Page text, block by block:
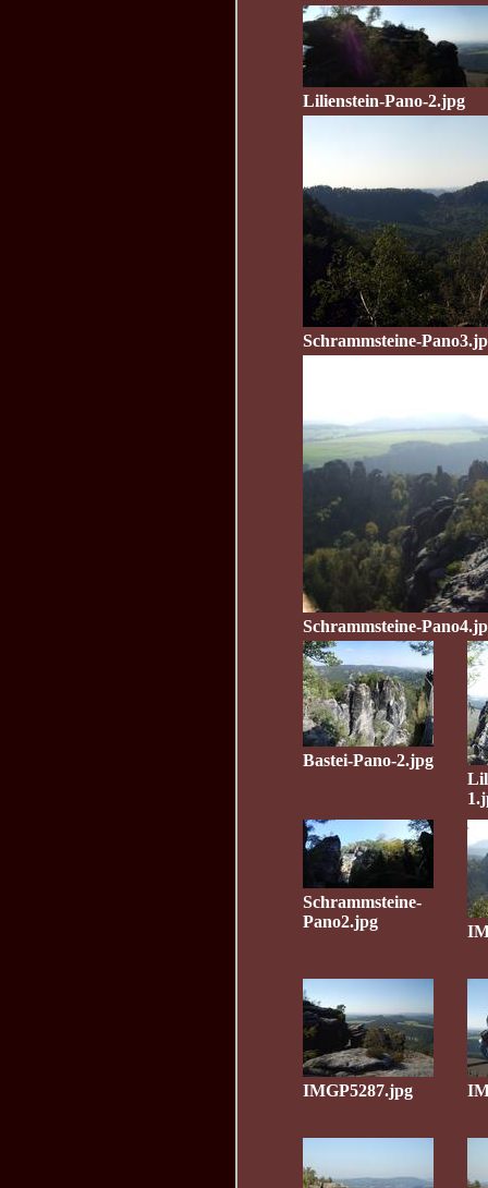
Lilienstein-Pano-2.jpg
Schrammsteine-
Schrammsteine-
Bastei-Pano-2.jpg
Schrammsteine-
Pano2.jpg
IMGP5287.jpg